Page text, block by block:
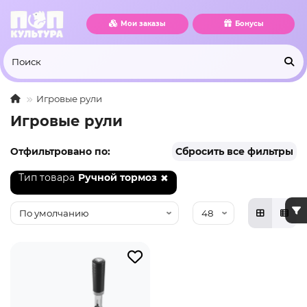
Мои заказы Бонусы
Игровые рули
Игровые рули
Отфильтровано по: Сбросить все фильтры
Тип товара Ручной тормоз